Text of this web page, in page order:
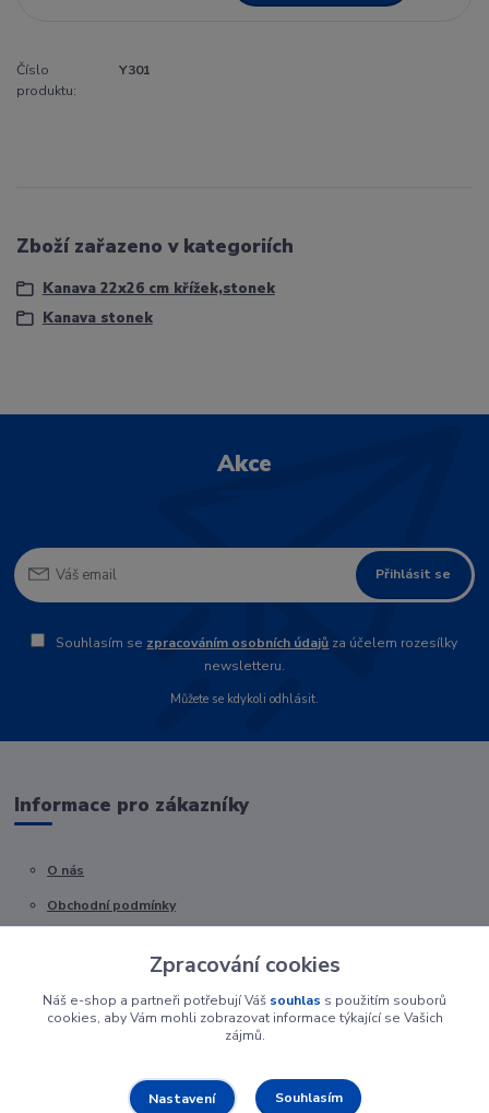
Číslo
produktu:
Y301
Zboží zařazeno v kategoriích
Kanava 22x26 cm křížek,stonek
Kanava stonek
Akce
Přihlásit se
Souhlasím se zpracováním osobních údajů za účelem rozesílky
newsletteru.
Můžete se kdykoli odhlásit.
Informace pro zákazníky
O nás
Obchodní podmínky
Zpracování cookies
Náš e-shop a partneři potřebují Váš souhlas s použitím souborů
cookies, aby Vám mohli zobrazovat informace týkající se Vašich
zájmů.
Nastavení Souhlasím